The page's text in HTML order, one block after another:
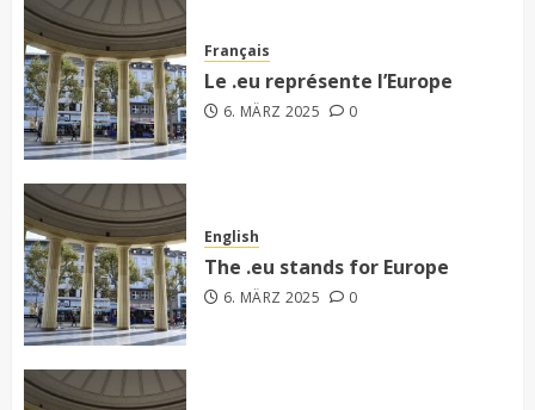
Français
Le .eu représente l’Europe
6. MÄRZ 2025 0
English
The .eu stands for Europe
6. MÄRZ 2025 0